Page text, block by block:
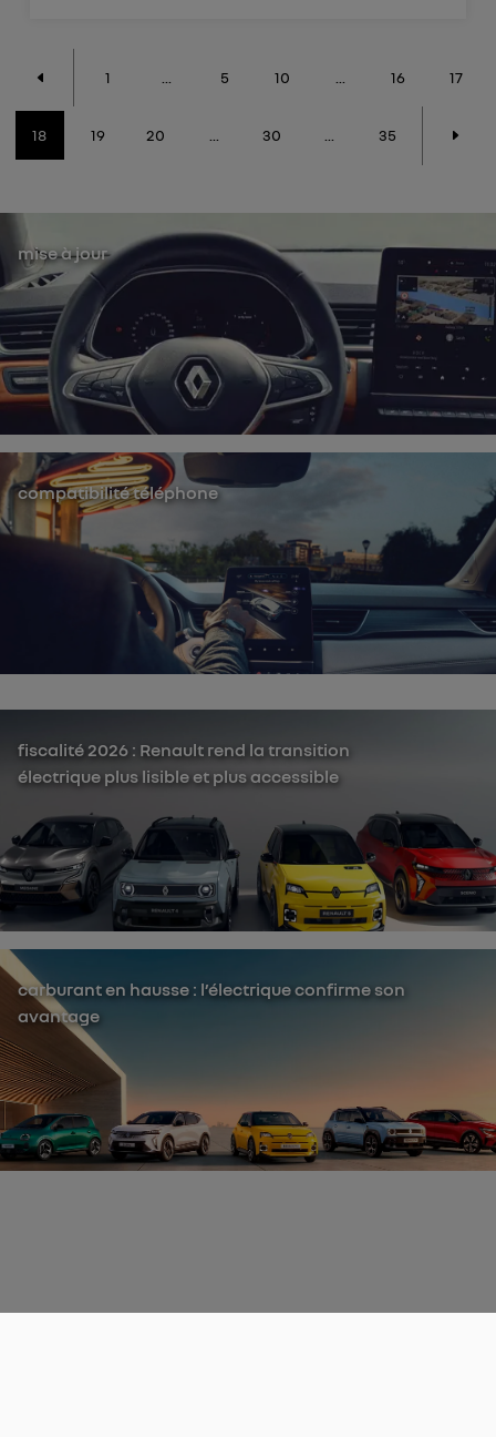
1 5 10 16 17
18 19 20 30 35
mise à jour
compatibilité téléphone
fiscalité 2026 : Renault rend la transition
électrique plus lisible et plus accessible
carburant en hausse : l’électrique confirme son
avantage